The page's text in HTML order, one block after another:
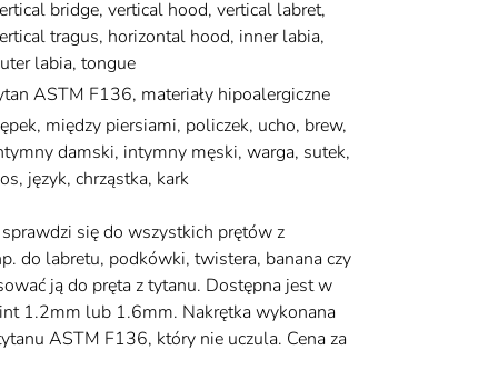
bridge, vertical hood, vertical labret,
tragus, horizontal hood, inner labia,
labia, tongue
ASTM F136, materiały hipoalergiczne
między piersiami, policzek, ucho, brew,
damski, intymny męski, warga, sutek,
język, chrząstka, kark
się do wszystkich prętów z
do labretu, podkówki, twistera, banana czy
ją do pręta z tytanu. Dostępna jest w
1.2mm lub 1.6mm. Nakrętka wykonana
ASTM F136, który nie uczula. Cena za